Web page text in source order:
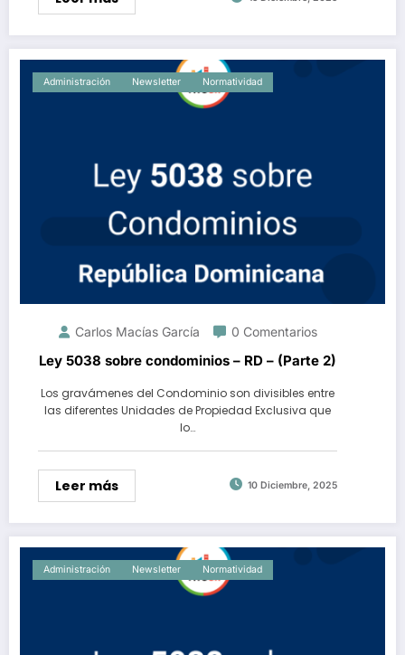
Administración Newsletter Normatividad
Carlos Macías García 0 Comentarios
Ley 5038 sobre condominios – RD – (Parte 2)
Los gravámenes del Condominio son divisibles entre
las diferentes Unidades de Propiedad Exclusiva que
lo…
Leer más 10 Diciembre, 2025
Administración Newsletter Normatividad